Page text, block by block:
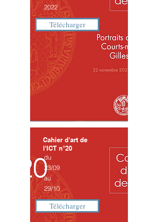
2022
Télécharger
Cahier d'art de
l'ICT n°20
du
23/09
au
29/10
Télécharger